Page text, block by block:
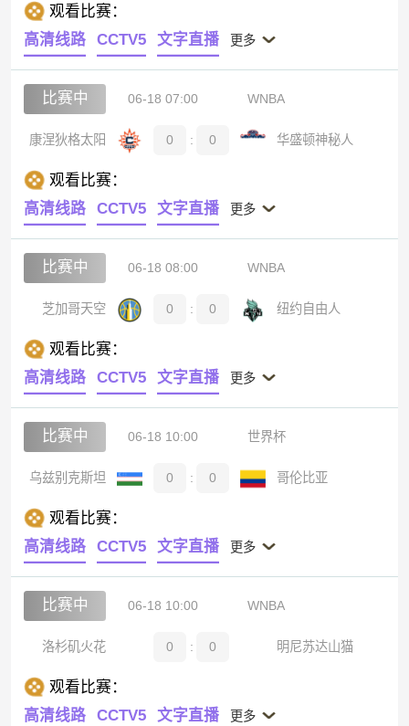
观看比赛：
高清线路
CCTV5 文字直播 更多
比赛中 06-18 07:00 WNBA
康涅狄格太阳 0 : 0 华盛顿神秘人
观看比赛：
高清线路
CCTV5 文字直播 更多
比赛中 06-18 08:00 WNBA
芝加哥天空 0 : 0 纽约自由人
观看比赛：
高清线路
CCTV5 文字直播 更多
比赛中 06-18 10:00 世界杯
乌兹别克斯坦 0 : 0 哥伦比亚
观看比赛：
高清线路
CCTV5 文字直播 更多
比赛中 06-18 10:00 WNBA
洛杉矶火花 0 : 0 明尼苏达山猫
观看比赛：
高清线路
CCTV5 文字直播 更多